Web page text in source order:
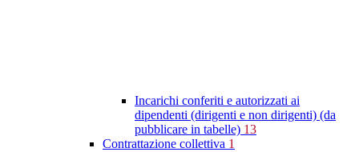
Incarichi conferiti e autorizzati ai
dipendenti (dirigenti e non dirigenti) (da
pubblicare in tabelle) 13
Contrattazione collettiva 1